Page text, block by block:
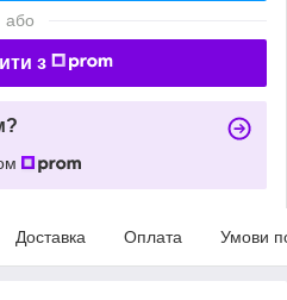
або
з
Доставка Оплата Умови